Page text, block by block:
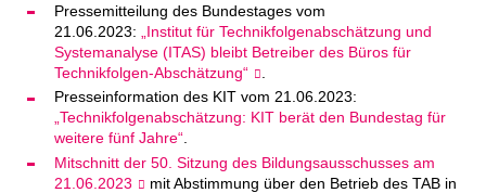
Pressemitteilung des Bundestages vom
21.06.2023:
„Institut für Technikfolgenabschätzung und
Systemanalyse (ITAS) bleibt Betreiber des Büros für
Technikfolgen-Abschätzung“
Presseinformation des KIT vom 21.06.2023:
„Technikfolgenabschätzung: KIT berät den Bundestag für
weitere fünf Jahre“.
Mitschnitt der 50. Sitzung des Bildungsausschusses am
21.06.2023
mit Abstimmung über den Betrieb des TAB in